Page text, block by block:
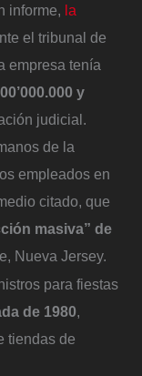
informe, la
el tribunal de
empresa tenía
y
judicial.
de la
empleados en
citado, que
masiva” de
Nueva Jersey.
para fiestas
de 1980,
tiendas de